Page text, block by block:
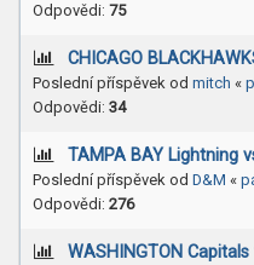
Odpovědi: 75
CHICAGO
Poslední příspěvek od mitch «
Odpovědi: 34
TAMPA BAY Lightning
Poslední příspěvek od D&M «
Odpovědi: 276
WASHINGTON Capitals